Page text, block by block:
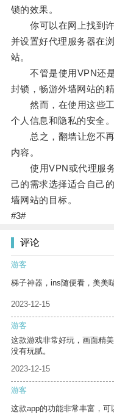
锁的效果。
你可以在网上找到许
并设置好代理服务器在
站。
不管是使用VPN还是
封锁，畅游外墙网站的精
然而，在使用这些工
个人信息和隐私的安全。
总之，翻墙让您不再
内容。
使用VPN或代理服务
己的需求选择适合自己
墙网站的目标。
#3#
评论
游客
梯子神器，ins随便看，美美
2023-12-15
游客
这款游戏非常好玩，画面精
没有玩腻。
2023-12-15
游客
这款app的功能非常丰富，可